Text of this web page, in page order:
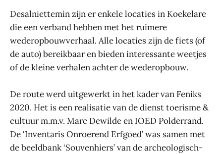
Desalniettemin zijn er enkele locaties in Koekelare
die een verband hebben met het ruimere
wederopbouwverhaal. Alle locaties zijn de fiets (of
de auto) bereikbaar en bieden interessante weetjes
of de kleine verhalen achter de wederopbouw.
De route werd uitgewerkt in het kader van Feniks
2020. Het is een realisatie van de dienst toerisme &
cultuur m.m.v. Marc Dewilde en IOED Polderrand.
De ‘Inventaris Onroerend Erfgoed’ was samen met
de beeldbank ‘Souvenhiers’ van de archeologisch-